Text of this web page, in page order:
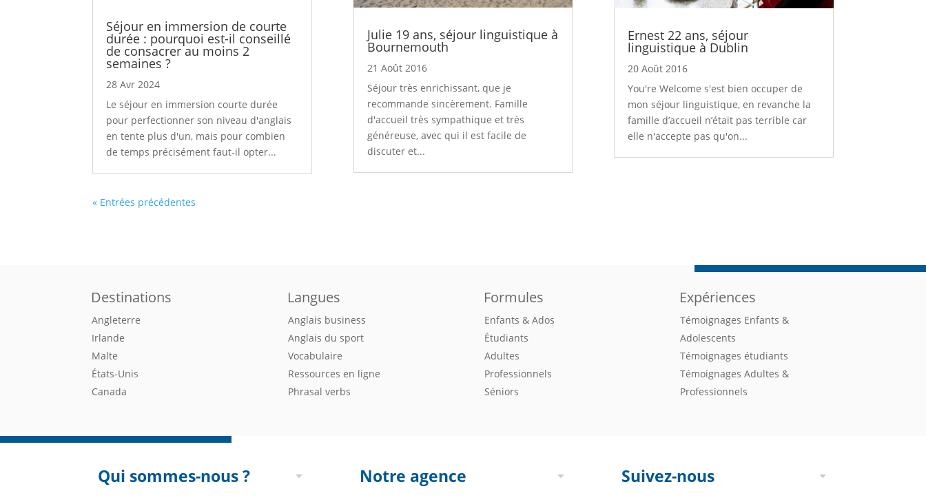
Séjour en immersion de courte
durée : pourquoi est-il conseillé
de consacrer au moins 2
semaines ?
28 Avr 2024
Le séjour en immersion courte durée
pour perfectionner son niveau d'anglais
en tente plus d'un, mais pour combien
de temps précisément faut-il opter...
Julie 19 ans, séjour linguistique à
Bournemouth
21 Août 2016
Séjour très enrichissant, que je
recommande sincèrement. Famille
d'accueil très sympathique et très
généreuse, avec qui il est facile de
discuter et...
Ernest 22 ans, séjour
linguistique à Dublin
20 Août 2016
You're Welcome s'est bien occuper de
mon séjour linguistique, en revanche la
famille d’accueil n’était pas terrible car
elle n'accepte pas qu'on...
« Entrées précédentes
Destinations
Angleterre
Irlande
Malte
États-Unis
Canada
Langues
Anglais business
Anglais du sport
Vocabulaire
Ressources en ligne
Phrasal verbs
Formules
Enfants & Ados
Étudiants
Adultes
Professionnels
Séniors
Expériences
Témoignages Enfants &
Adolescents
Témoignages étudiants
Témoignages Adultes &
Professionnels
Qui sommes-nous ? Notre agence Suivez-nous